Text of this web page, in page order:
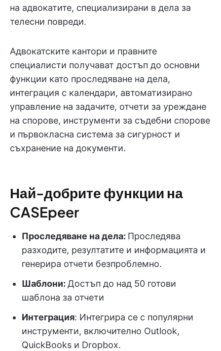
на адвокатите, специализирани в дела за
телесни повреди.
Адвокатските кантори и правните
специалисти получават достъп до основни
функции като проследяване на дела,
интеграция с календари, автоматизирано
управление на задачите, отчети за уреждане
на спорове, инструменти за съдебни спорове
и първокласна система за сигурност и
съхранение на документи.
Най-добрите функции на
CASEpeer
Проследяване на дела: Проследява
разходите, резултатите и информацията и
генерира отчети безпроблемно.
Шаблони: Достъп до над 50 готови
шаблона за отчети
Интеграция: Интегрира се с популярни
инструменти, включително Outlook,
QuickBooks и Dropbox.